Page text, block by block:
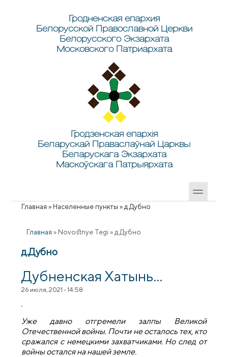
Гродненская епархия
Белорусской Православной Церкви
Белорусского Экзархата
Московского Патриархата
Гродзенская епархія
Беларускай Праваслаўнай Царквы
Беларускага Экзархата
Маскоўскага Патрыярхата
Главная » Населенные пункты » д.Дубно
Главная » Novostnye Tegi » д.Дубно
д.Дубно
Дубненская Хатынь...
26 июля, 2021 - 14:58
Уже давно отгремели залпы Великой
Отечественной войны. Почти не осталось тех, кто
сражался с немецкими захватчиками. Но след от
войны остался на нашей земле.